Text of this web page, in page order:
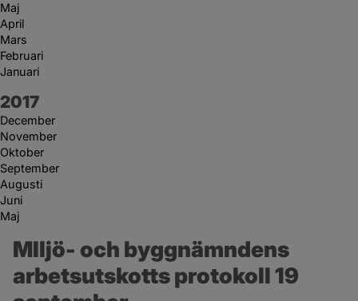
Maj
April
Mars
Februari
Januari
År:
2017
December
November
Oktober
September
Augusti
Juni
Maj
MIljö- och byggnämndens
arbetsutskotts protokoll 19